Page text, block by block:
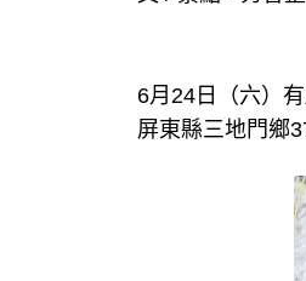
6月24日（六）
屏東縣三地門鄉